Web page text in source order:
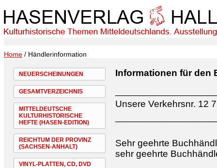
Home / Händlerinformation
NEUERSCHEINUNGEN
GESAMTVERZEICHNIS
MITTELDEUTSCHE
KULTURHISTORISCHE
HEFTE (HASEN-EDITION)
REICHTUM DER PROVINZ
(SACHSEN-ANHALT)
VINYL-PLATTEN, CD, DVD
Informationen für den
Unsere Verkehrsnr. 12
Sehr geehrte
sehr geehrte